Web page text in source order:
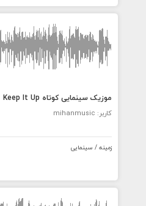
موزیک سینمایی کوتاه Keep It Up
کاربر: mihanmusic
زمینه / سینمایی